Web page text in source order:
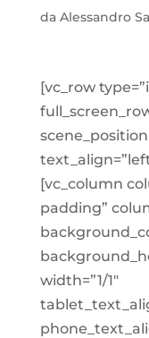
da Alessandro
[vc_row
[vc_column
padding”
width=”1/1″